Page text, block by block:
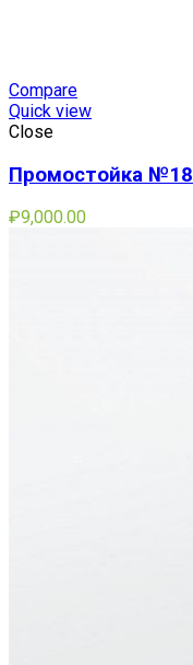
Compare
Quick view
Close
Промостойка №18
₽9,000.00